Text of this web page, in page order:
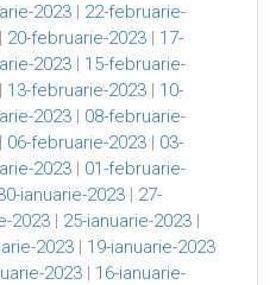
2023 | 22-februarie-
| 20-februarie-2023 | 17-
2023 | 15-februarie-
| 13-februarie-2023 | 10-
2023 | 08-februarie-
| 06-februarie-2023 | 03-
2023 | 01-februarie-
ianuarie-2023 | 27-
2023 | 25-ianuarie-2023 |
2023 | 19-ianuarie-2023
2023 | 16-ianuarie-